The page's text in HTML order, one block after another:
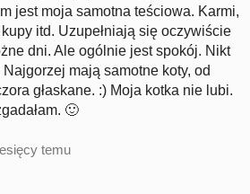
jest moja samotna teściowa. Karmi,
itd. Uzupełniają się oczywiście
dni. Ale ogólnie jest spokój. Nikt
mają samotne koty, od
głaskane. :) Moja kotka nie lubi.
🙂
temu